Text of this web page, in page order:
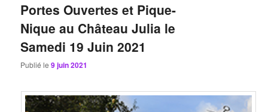
Portes Ouvertes et Pique-
Nique au Château Julia le
Samedi 19 Juin 2021
Publié le9 juin 2021